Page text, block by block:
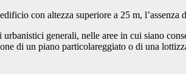
con altezza superiore a 25 m,
generali, nelle aree in cui siano
di un piano particolareggiato o di una